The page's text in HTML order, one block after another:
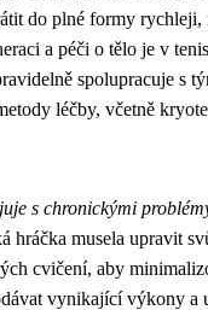
do plné formy rychleji,
a péči o tělo je v
spolupracuje s
léčby, včetně
s chronickými
hráčka musela upravit
cvičení, aby
vynikající výkony a